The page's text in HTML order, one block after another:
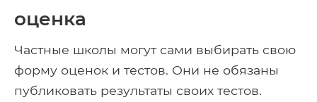
оценка
Частные школы могут сами выбирать свою
форму оценок и тестов. Они не обязаны
публиковать результаты своих тестов.